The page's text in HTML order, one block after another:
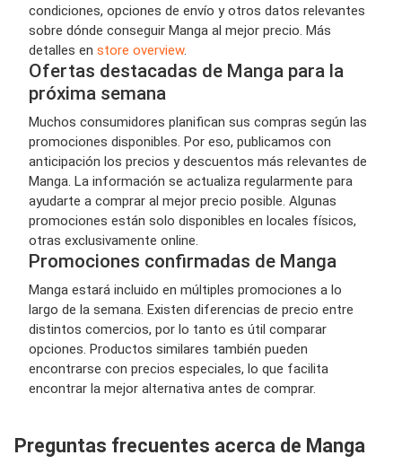
condiciones, opciones de envío y otros datos relevantes
sobre dónde conseguir Manga al mejor precio. Más
detalles en store overview.
Ofertas destacadas de Manga para la
próxima semana
Muchos consumidores planifican sus compras según las
promociones disponibles. Por eso, publicamos con
anticipación los precios y descuentos más relevantes de
Manga. La información se actualiza regularmente para
ayudarte a comprar al mejor precio posible. Algunas
promociones están solo disponibles en locales físicos,
otras exclusivamente online.
Promociones confirmadas de Manga
Manga estará incluido en múltiples promociones a lo
largo de la semana. Existen diferencias de precio entre
distintos comercios, por lo tanto es útil comparar
opciones. Productos similares también pueden
encontrarse con precios especiales, lo que facilita
encontrar la mejor alternativa antes de comprar.
Preguntas frecuentes acerca de Manga